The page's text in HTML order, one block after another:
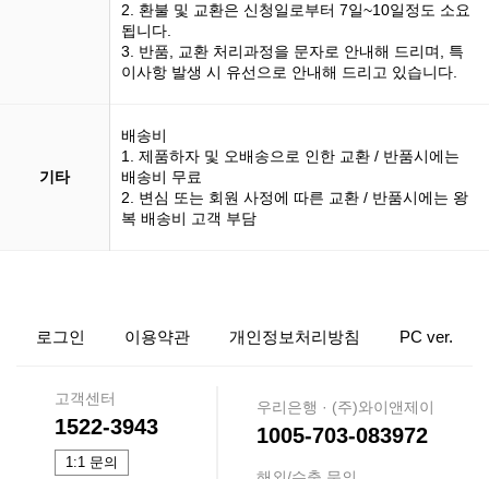
2. 환불 및 교환은 신청일로부터 7일~10일정도 소요
됩니다.
3. 반품, 교환 처리과정을 문자로 안내해 드리며, 특
이사항 발생 시 유선으로 안내해 드리고 있습니다.
기타
배송비
1. 제품하자 및 오배송으로 인한 교환 / 반품시에는
배송비 무료
2. 변심 또는 회원 사정에 따른 교환 / 반품시에는 왕
복 배송비 고객 부담
로그인 이용약관 개인정보처리방침 PC ver.
고객센터
1522-3943
1:1 문의
우리은행 · (주)와이앤제이
1005-703-083972